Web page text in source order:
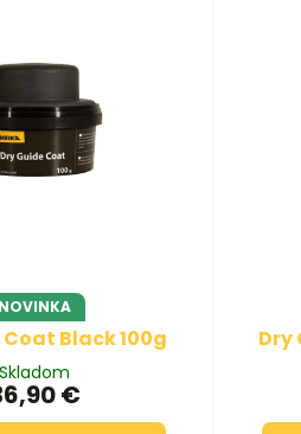
NOVINKA
Black 100g
Skladom
€
Dry